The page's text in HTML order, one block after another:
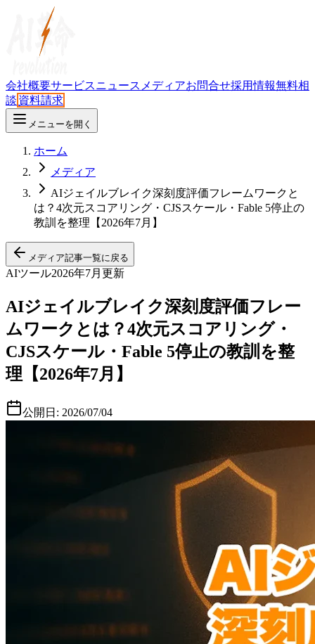
会社概要サービスニュース メディアお問合せ採用情報無料相
談 資料請求
メニューを開く
ホーム
メディア
AIジェイルブレイク深刻度評価フレームワークと
は？4次元スコアリング・CJSスケール・Fable 5停止の
教訓を整理【2026年7月】
メディア記事一覧に戻る
AIツール2026年7月更新
AIジェイルブレイク深刻度評価フレー
ムワークとは？4次元スコアリング・
CJSスケール・Fable 5停止の教訓を整
理【2026年7月】
公開日: 2026/07/04